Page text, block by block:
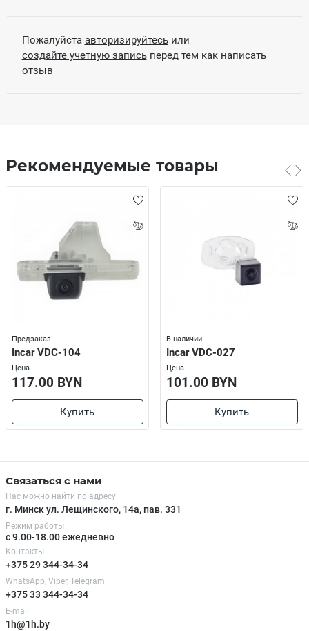
Пожалуйста авторизируйтесьили
создайте учетную записьперед тем как написать
отзыв
Рекомендуемые товары
Предзаказ
Incar VDC-104
Цена
117.00 BYN
Купить
В наличии
Incar VDC-027
Цена
101.00 BYN
Купить
Связаться с нами
Нас можно найти по адресу
г. Минск ул. Лещинского, 14а, пав. 331
Режим работы
с 9.00-18.00 ежедневно
Контакты
+375 29 344-34-34
WhatsApp, Viber, Telegram
+375 33 344-34-34
E-mail
1h@1h.by